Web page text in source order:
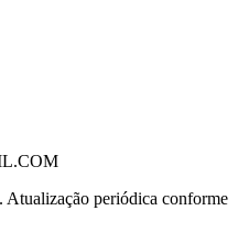
Atualização periódica conforme